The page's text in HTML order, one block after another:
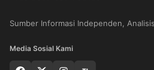
Sumber Informasi Independen,
Media Sosial Kami